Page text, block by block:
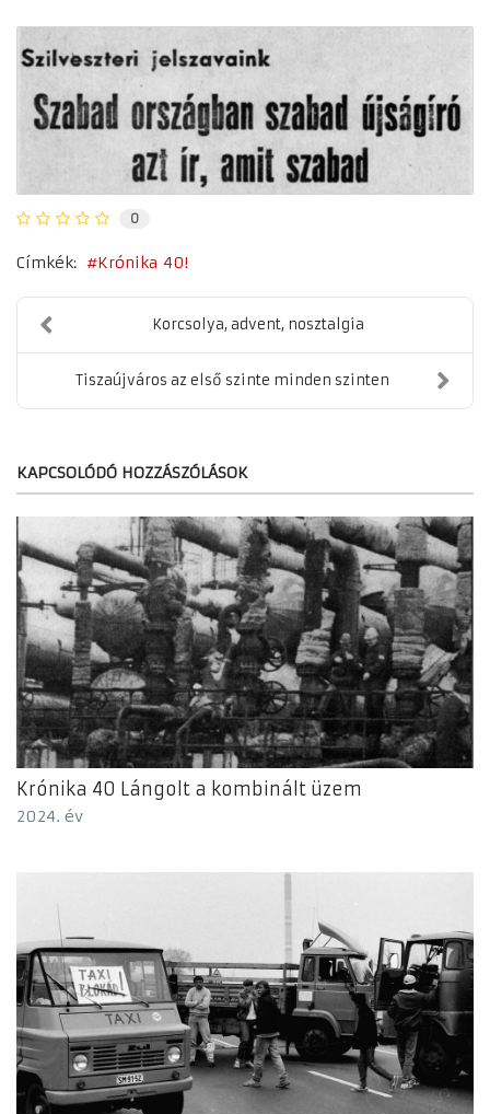
0
Címkék: Krónika 40!
Korcsolya, advent, nosztalgia
Tiszaújváros az első szinte minden szinten
KAPCSOLÓDÓ HOZZÁSZÓLÁSOK
Krónika 40 Lángolt a kombinált üzem
2024. év